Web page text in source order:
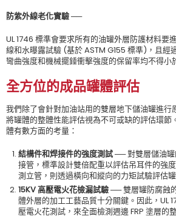
防紫外線老化實驗──
UL 1746 標準會要求所有的油罐外層防護材料要
線和水曝露試驗 (基於 ASTM G155 標準)，且經
彎曲強度和機械擺錘衝擊強度的保留率均不得小
全方位的成品罐體評估
我們除了會針對加油站用的雙層地下儲油罐進行
將罐體的整體性能評估視為不可或缺的評估環節
體有數方面的考量：
結構件和焊接件的強度測試 ──對雙層儲油
接管，標準設計雙倍配重以評估吊耳件的強
測立管，則透過橫向和縱向的力矩試驗評估
15KV 高壓電火花檢漏試驗 ──雙層罐防腐蝕
體外層的加工工藝品質十分關鍵。因此，UL
壓電火花測試，來全面檢測週邊 FRP 塗層的